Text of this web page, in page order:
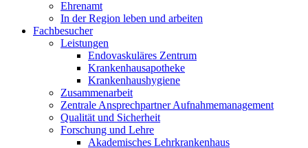
Ehrenamt
In der Region leben und arbeiten
Fachbesucher
Leistungen
Endovaskuläres Zentrum
Krankenhausapotheke
Krankenhaushygiene
Zusammenarbeit
Zentrale Ansprechpartner Aufnahmemanagement
Qualität und Sicherheit
Forschung und Lehre
Akademisches Lehrkrankenhaus